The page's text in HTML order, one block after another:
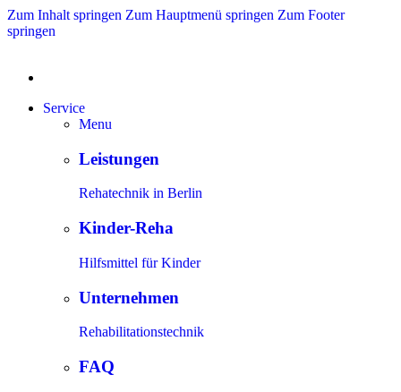
Zum Inhalt springen Zum Hauptmenü springen Zum Footer
springen
Service
Menu
Leistungen
Rehatechnik in Berlin
Kinder-Reha
Hilfsmittel für Kinder
Unternehmen
Rehabilitationstechnik
FAQ